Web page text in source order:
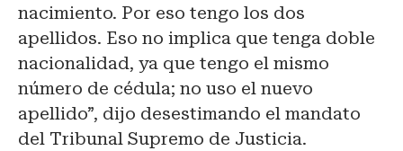
nacimiento. Por eso tengo los dos
apellidos. Eso no implica que tenga doble
nacionalidad, ya que tengo el mismo
número de cédula; no uso el nuevo
apellido”, dijo desestimando el mandato
del Tribunal Supremo de Justicia.